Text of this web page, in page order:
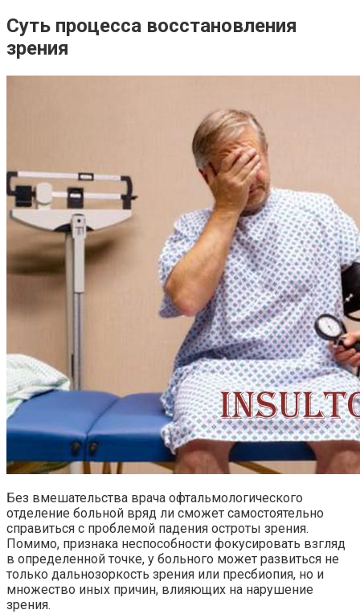
Суть процесса восстановления
зрения
Без вмешательства врача офтальмологического
отделение больной вряд ли сможет самостоятельно
справиться с проблемой падения остроты зрения.
Помимо, признака неспособности фокусировать взгляд
в определенной точке, у больного может развиться не
только дальнозоркость зрения или пресбиопия, но и
множество иных причин, влияющих на нарушение
зрения.